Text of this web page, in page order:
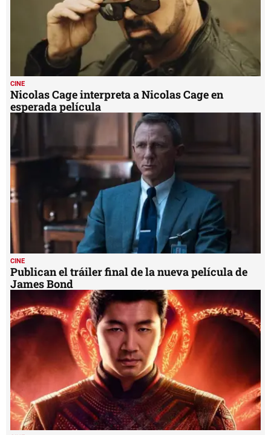
CINE
Nicolas Cage interpreta a Nicolas Cage en
esperada película
CINE
Publican el tráiler final de la nueva película de
James Bond